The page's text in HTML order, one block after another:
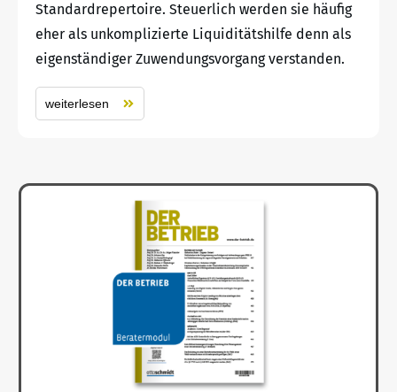
Standardrepertoire. Steuerlich werden sie häufig
eher als unkomplizierte Liquiditätshilfe denn als
eigenständiger Zuwendungsvorgang verstanden.
weiterlesen